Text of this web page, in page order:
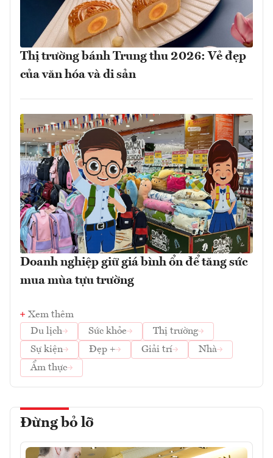
Thị trường bánh Trung thu 2026: Vẻ đẹp
của văn hóa và di sản
Doanh nghiệp giữ giá bình ổn để tăng sức
mua mùa tựu trường
Xem thêm
Du lịch
Sức khỏe
Thị trường
Sự kiện
Đẹp + Giải trí
Nhà
Ẩm thực
Đừng bỏ lỡ